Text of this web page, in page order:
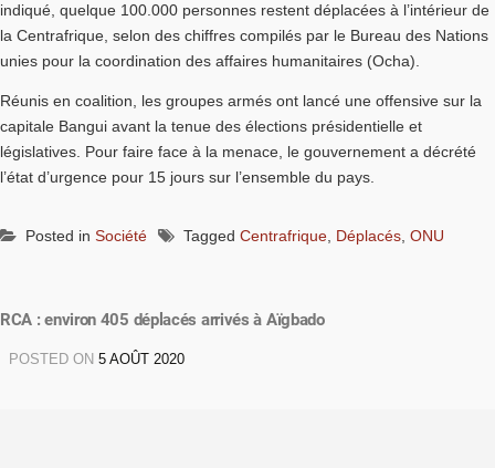
indiqué, quelque 100.000 personnes restent déplacées à l’intérieur de
la Centrafrique, selon des chiffres compilés par le Bureau des Nations
unies pour la coordination des affaires humanitaires (Ocha).
Réunis en coalition, les groupes armés ont lancé une offensive sur la
capitale Bangui avant la tenue des élections présidentielle et
législatives. Pour faire face à la menace, le gouvernement a décrété
l’état d’urgence pour 15 jours sur l’ensemble du pays.
Posted in Société Tagged Centrafrique, Déplacés, ONU
RCA : environ 405 déplacés arrivés à Aïgbado
POSTED ON 5 AOÛT 2020